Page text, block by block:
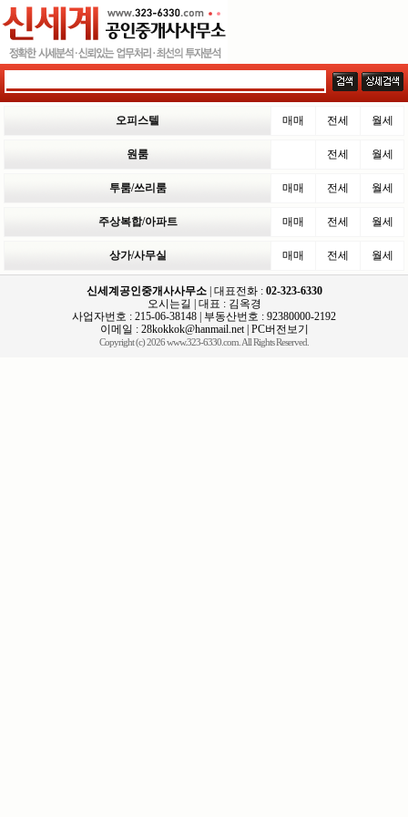
오피스텔 매매 전세 월세
원룸 전세 월세
투룸/쓰리룸 매매 전세 월세
주상복합/아파트 매매 전세 월세
상가/사무실 매매 전세 월세
신세계공인중개사사무소| 대표전화 : 02-323-6330
오시는길
| 대표 : 김옥경
사업자번호 : 215-06-38148 | 부동산번호 : 92380000-2192
이메일 : 28kokkok@hanmail.net| PC버전보기
Copyright (c) 2026 www.323-6330.com. All Rights Reserved.